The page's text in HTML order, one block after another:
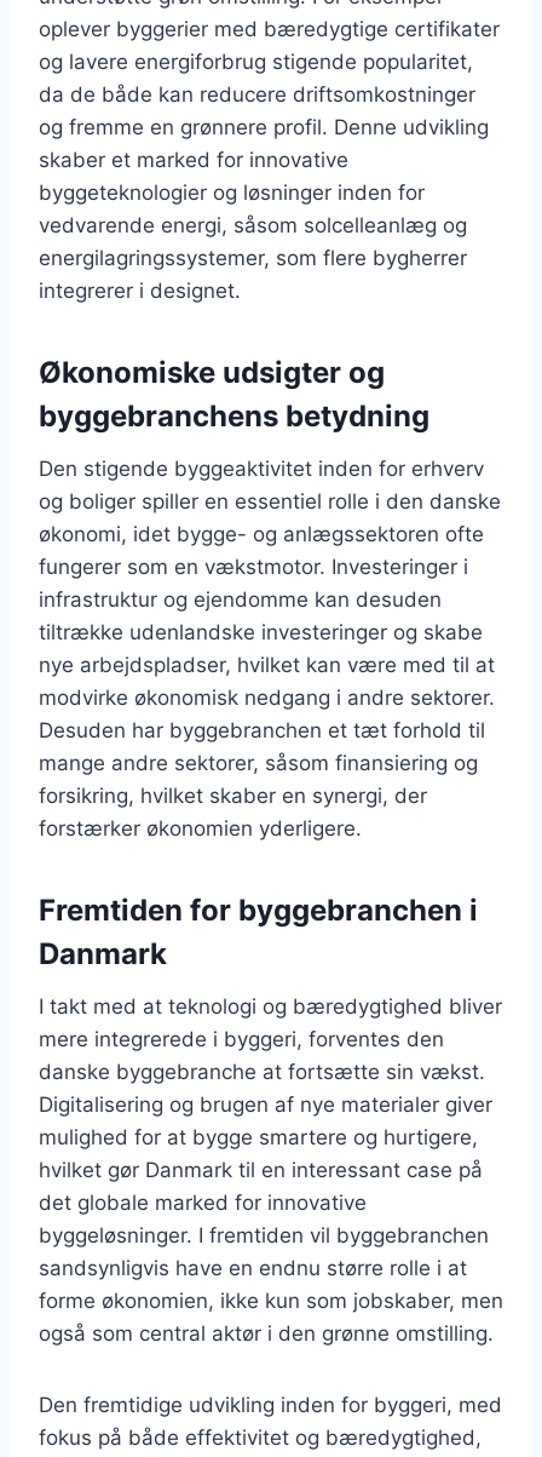
oplever byggerier med bæredygtige certifikater
og lavere energiforbrug stigende popularitet,
da de både kan reducere driftsomkostninger
og fremme en grønnere profil. Denne udvikling
skaber et marked for innovative
byggeteknologier og løsninger inden for
vedvarende energi, såsom solcelleanlæg og
energilagringssystemer, som flere bygherrer
integrerer i designet.
Økonomiske udsigter og
byggebranchens betydning
Den stigende byggeaktivitet inden for erhverv
og boliger spiller en essentiel rolle i den danske
økonomi, idet bygge- og anlægssektoren ofte
fungerer som en vækstmotor. Investeringer i
infrastruktur og ejendomme kan desuden
tiltrække udenlandske investeringer og skabe
nye arbejdspladser, hvilket kan være med til at
modvirke økonomisk nedgang i andre sektorer.
Desuden har byggebranchen et tæt forhold til
mange andre sektorer, såsom finansiering og
forsikring, hvilket skaber en synergi, der
forstærker økonomien yderligere.
Fremtiden for byggebranchen i
Danmark
I takt med at teknologi og bæredygtighed bliver
mere integrerede i byggeri, forventes den
danske byggebranche at fortsætte sin vækst.
Digitalisering og brugen af nye materialer giver
mulighed for at bygge smartere og hurtigere,
hvilket gør Danmark til en interessant case på
det globale marked for innovative
byggeløsninger. I fremtiden vil byggebranchen
sandsynligvis have en endnu større rolle i at
forme økonomien, ikke kun som jobskaber, men
også som central aktør i den grønne omstilling.
Den fremtidige udvikling inden for byggeri, med
fokus på både effektivitet og bæredygtighed,